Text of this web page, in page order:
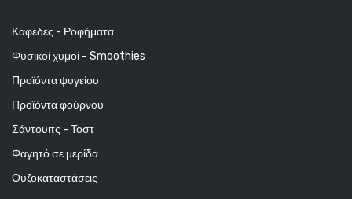
Καφέδες - Ροφήματα
Φυσικοί χυμοί - Smoothies
Προϊόντα ψυγείου
Προϊόντα φούρνου
Σάντουιτς - Τοστ
Φαγητό σε μερίδα
Ουζοκαταστάσεις